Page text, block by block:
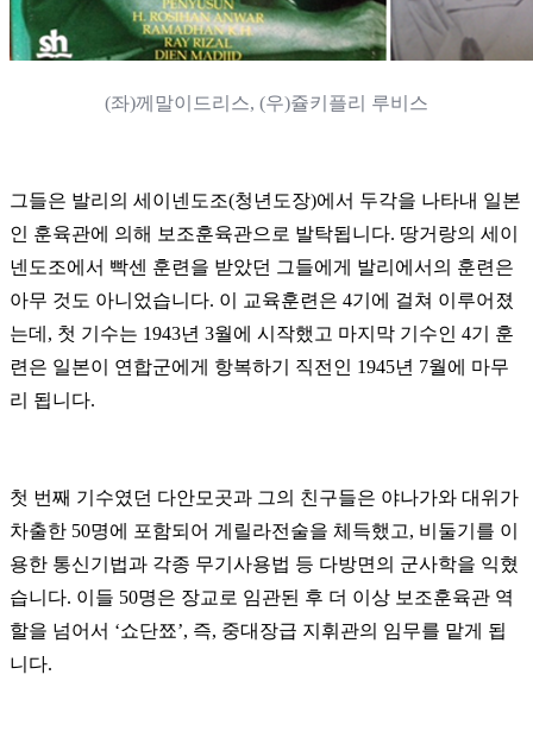
(좌)께말이드리스, (우)쥴키플리 루비스
그들은 발리의 세이넨도조(청년도장)에서 두각을 나타내 일본
인 훈육관에 의해 보조훈육관으로 발탁됩니다. 땅거랑의 세이
넨도조에서 빡센 훈련을 받았던 그들에게 발리에서의 훈련은
아무 것도 아니었습니다. 이 교육훈련은 4기에 걸쳐 이루어졌
는데, 첫 기수는 1943년 3월에 시작했고 마지막 기수인 4기 훈
련은 일본이 연합군에게 항복하기 직전인 1945년 7월에 마무
리 됩니다.
첫 번째 기수였던 다안모곳과 그의 친구들은 야나가와 대위가
차출한 50명에 포함되어 게릴라전술을 체득했고, 비둘기를 이
용한 통신기법과 각종 무기사용법 등 다방면의 군사학을 익혔
습니다. 이들 50명은 장교로 임관된 후 더 이상 보조훈육관 역
할을 넘어서 ‘쇼단쬬’, 즉, 중대장급 지휘관의 임무를 맡게 됩
니다.